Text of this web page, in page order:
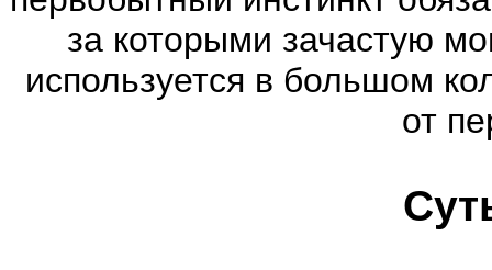
за которыми зачастую
используется в большом
от